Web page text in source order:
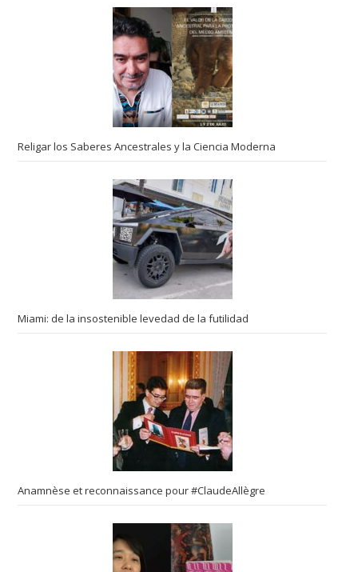
Religar los Saberes Ancestrales y la Ciencia Moderna
Miami: de la insostenible levedad de la futilidad
Anamnèse et reconnaissance pour #ClaudeAllègre